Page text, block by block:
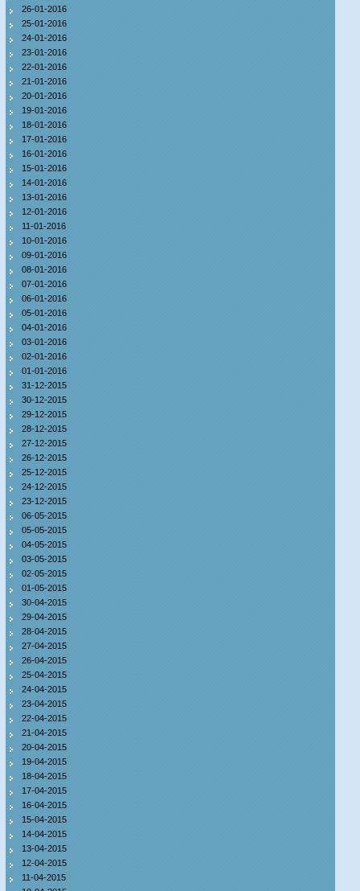
26-01-2016
25-01-2016
24-01-2016
23-01-2016
22-01-2016
21-01-2016
20-01-2016
19-01-2016
18-01-2016
17-01-2016
16-01-2016
15-01-2016
14-01-2016
13-01-2016
12-01-2016
11-01-2016
10-01-2016
09-01-2016
08-01-2016
07-01-2016
06-01-2016
05-01-2016
04-01-2016
03-01-2016
02-01-2016
01-01-2016
31-12-2015
30-12-2015
29-12-2015
28-12-2015
27-12-2015
26-12-2015
25-12-2015
24-12-2015
23-12-2015
06-05-2015
05-05-2015
04-05-2015
03-05-2015
02-05-2015
01-05-2015
30-04-2015
29-04-2015
28-04-2015
27-04-2015
26-04-2015
25-04-2015
24-04-2015
23-04-2015
22-04-2015
21-04-2015
20-04-2015
19-04-2015
18-04-2015
17-04-2015
16-04-2015
15-04-2015
14-04-2015
13-04-2015
12-04-2015
11-04-2015